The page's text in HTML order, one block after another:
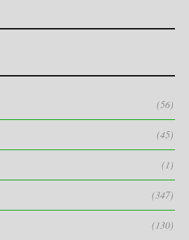
(56)
(45)
(1)
(347)
(130)